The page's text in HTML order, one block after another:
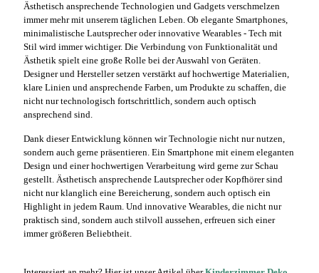
Ästhetisch ansprechende Technologien und Gadgets verschmelzen
immer mehr mit unserem täglichen Leben. Ob elegante Smartphones,
minimalistische Lautsprecher oder innovative Wearables - Tech mit
Stil wird immer wichtiger. Die Verbindung von Funktionalität und
Ästhetik spielt eine große Rolle bei der Auswahl von Geräten.
Designer und Hersteller setzen verstärkt auf hochwertige Materialien,
klare Linien und ansprechende Farben, um Produkte zu schaffen, die
nicht nur technologisch fortschrittlich, sondern auch optisch
ansprechend sind.
Dank dieser Entwicklung können wir Technologie nicht nur nutzen,
sondern auch gerne präsentieren. Ein Smartphone mit einem eleganten
Design und einer hochwertigen Verarbeitung wird gerne zur Schau
gestellt. Ästhetisch ansprechende Lautsprecher oder Kopfhörer sind
nicht nur klanglich eine Bereicherung, sondern auch optisch ein
Highlight in jedem Raum. Und innovative Wearables, die nicht nur
praktisch sind, sondern auch stilvoll aussehen, erfreuen sich einer
immer größeren Beliebtheit.